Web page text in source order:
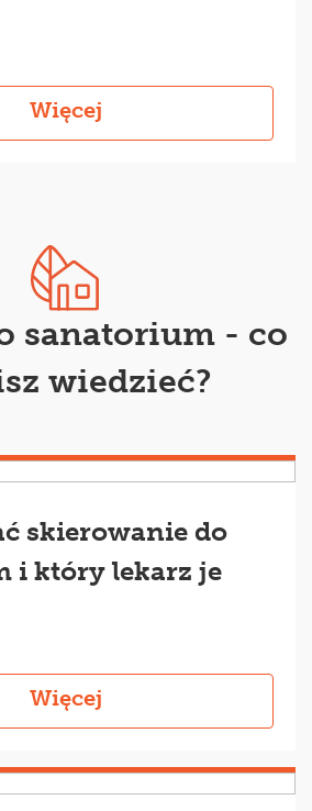
Więcej
sanatorium - co
wiedzieć?
skierowanie do
i który lekarz je
Więcej